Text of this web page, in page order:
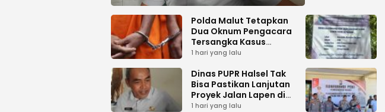
Polda Malut Tetapkan
Dua Oknum Pengacara
Tersangka Kasus
Pemalsuan Dokumen
1 hari yang lalu
Dinas PUPR Halsel Tak
Bisa Pastikan Lanjutan
Proyek Jalan Lapen di
Desa Sambiki
1 hari yang lalu